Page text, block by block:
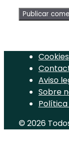
Cookies
Aviso
Sobre
© 2026